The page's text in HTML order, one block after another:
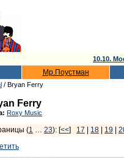
10.10.
Мр.Поустман
/ Bryan Ferry
Ferry
Roxy Music
(1 … 23): [<<] 17 18 19